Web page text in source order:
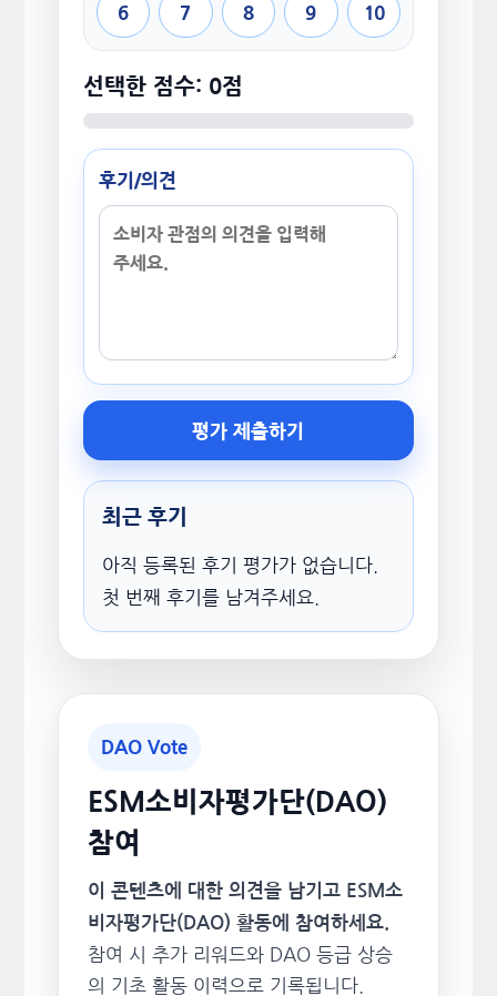
6 7 8 9 10
선택한 점수: 0점
후기/의견
평가 제출하기
최근 후기
아직 등록된 후기 평가가 없습니다.
첫 번째 후기를 남겨주세요.
DAO Vote
ESM소비자평가단(DAO)
참여
이 콘텐츠에 대한 의견을 남기고 ESM소
비자평가단(DAO) 활동에 참여하세요.
참여 시 추가 리워드와 DAO 등급 상승
의 기초 활동 이력으로 기록됩니다.